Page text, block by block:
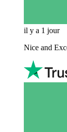
il y a 1 jour
Nice and